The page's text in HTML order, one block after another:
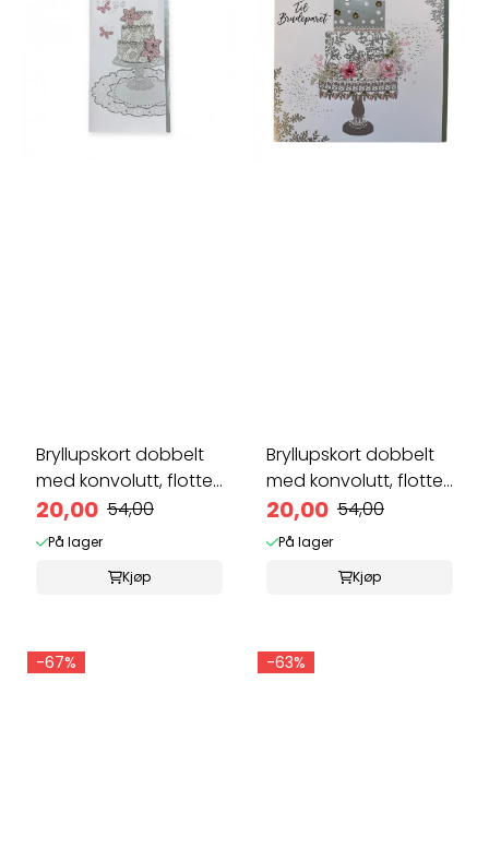
Bryllupskort dobbelt
med konvolutt, flotte
...
20,00 54,00
På lager
Kjøp
Bryllupskort dobbelt
med konvolutt, flotte
...
20,00 54,00
På lager
Kjøp
-67% -63%